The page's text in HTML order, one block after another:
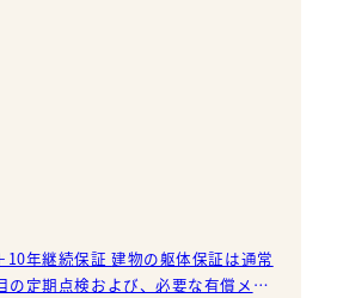
建物の躯体保証は通常
の定期点検および、必要な有償メン